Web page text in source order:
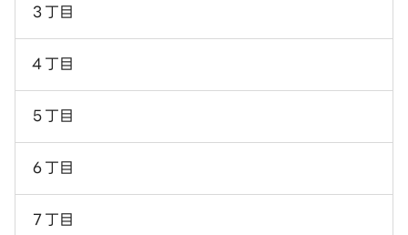
３丁目
４丁目
５丁目
６丁目
７丁目